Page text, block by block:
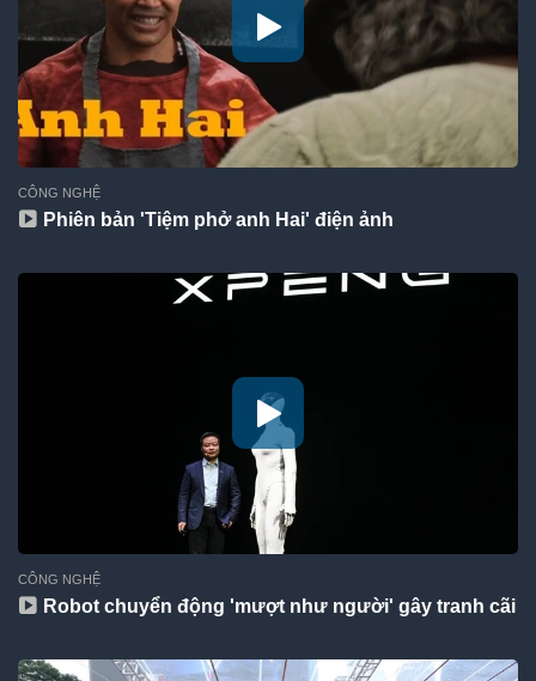
CÔNG NGHỆ
Phiên bản 'Tiệm phở anh Hai' điện ảnh
CÔNG NGHỆ
Robot chuyển động 'mượt như người' gây tranh cãi